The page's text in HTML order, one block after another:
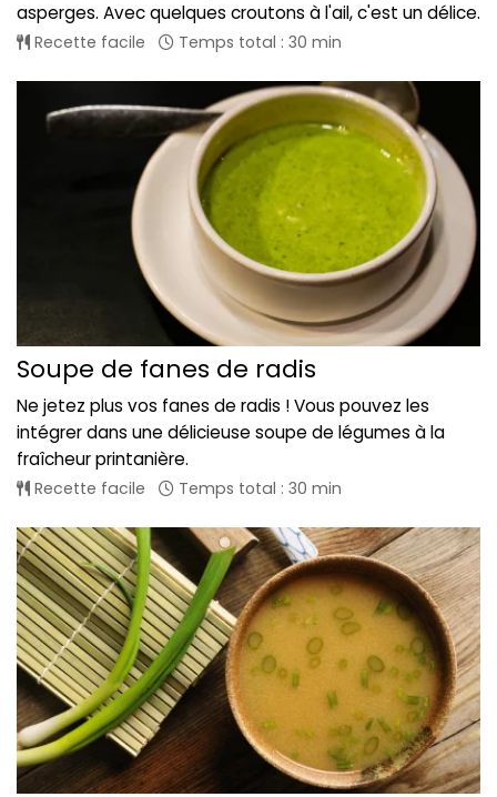
asperges. Avec quelques croutons à l'ail, c'est un délice.
Recette facile Temps total : 30 min
Soupe de fanes de radis
Ne jetez plus vos fanes de radis ! Vous pouvez les
intégrer dans une délicieuse soupe de légumes à la
fraîcheur printanière.
Recette facile Temps total : 30 min